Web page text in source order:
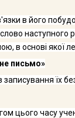
в йо­го
наступного
в основі якої
письмо»
їх
цьо­го часу